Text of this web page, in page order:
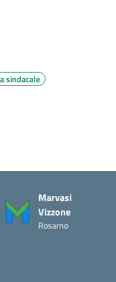
sindacale
Marvasi
Vizzone
Rosarno